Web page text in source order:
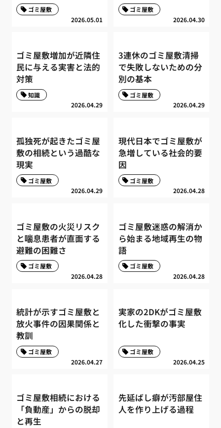
2026.05.01
ゴミ屋敷
2026.04.30
ゴミ屋敷
ゴミ屋敷増加が近隣住
民に与える実害と法的
対策
2026.04.29
知識
3連休のゴミ屋敷清掃
で失敗しないための分
別の基本
2026.04.29
ゴミ屋敷
孤独死が起きたゴミ屋
敷の相続という過酷な
現実
2026.04.29
ゴミ屋敷
現代日本でゴミ屋敷が
急増している社会的要
因
2026.04.28
ゴミ屋敷
ゴミ屋敷の火災リスク
と喘息患者が直面する
避難の困難さ
2026.04.28
ゴミ屋敷
ゴミ屋敷迷惑の解消か
ら始まる地域再生の物
語
2026.04.28
ゴミ屋敷
統計が示すゴミ屋敷と
放火事件の因果関係と
教訓
2026.04.27
ゴミ屋敷
実家の2DKがゴミ屋敷
化した衝撃の事実
2026.04.25
ゴミ屋敷
ゴミ屋敷相続における
「負動産」からの脱却
と再生
先延ばし癖が汚部屋住
人を作り上げる過程